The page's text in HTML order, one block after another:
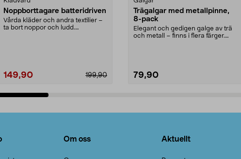
Noppborttagare batteridriven
Vårda kläder och andra textilier –
ta bort noppor och ludd.
199,90
149,90
Trägalgar med metallpinne,
8-pack
Elegant och gedigen galge av trä
och metall – finns i flera färger.
79,90
Om oss Aktuellt